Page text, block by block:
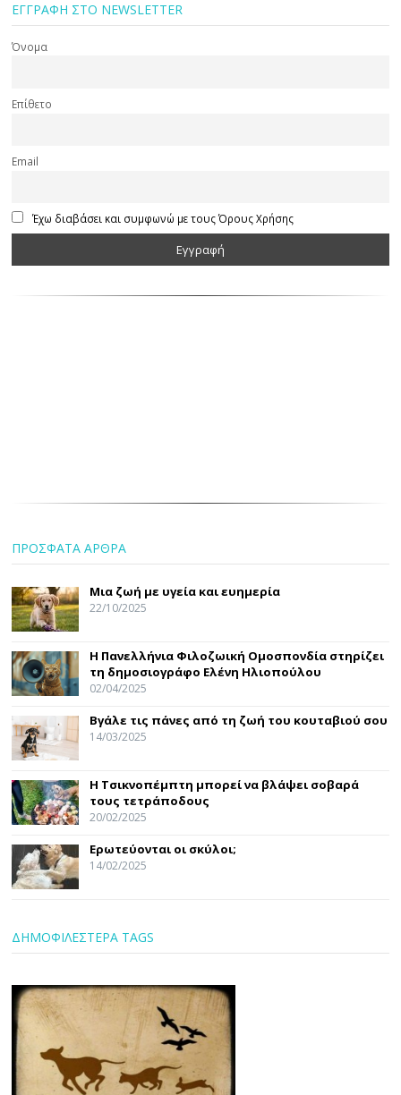
ΕΓΓΡΑΦΗ ΣΤΟ NEWSLETTER
Όνομα
Επίθετο
Email
Έχω διαβάσει και συμφωνώ με τους Όρους Χρήσης
ΠΡΟΣΦΑΤΑ ΑΡΘΡΑ
Μια ζωή με υγεία και ευημερία
22/10/2025
Η Πανελλήνια Φιλοζωική Ομοσπονδία στηρίζει
τη δημοσιογράφο Ελένη Ηλιοπούλου
02/04/2025
Βγάλε τις πάνες από τη ζωή του κουταβιού σου
14/03/2025
Η Τσικνοπέμπτη μπορεί να βλάψει σοβαρά
τους τετράποδους
20/02/2025
Ερωτεύονται οι σκύλοι;
14/02/2025
ΔΗΜΟΦΙΛΕΣΤΕΡΑ TAGS